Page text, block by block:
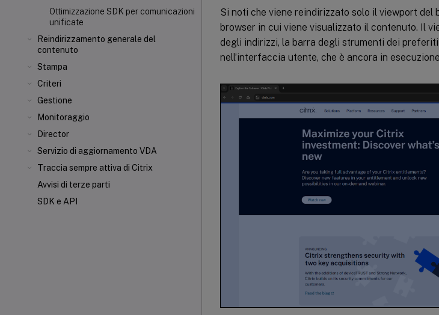
Ottimizzazione SDK per comunicazioni
unificate
Reindirizzamento generale del
contenuto
Stampa
Criteri
Gestione
Monitoraggio
Director
Servizio di aggiornamento VDA
Traccia sempre attiva di Citrix
Avvisi di terze parti
SDK e API
Si noti che viene reindirizzato solo il viewport del
browser in cui viene visualizzato il contenuto. Il
degli indirizzi, la barra degli strumenti dei
nell’interfaccia utente, che è ancora in